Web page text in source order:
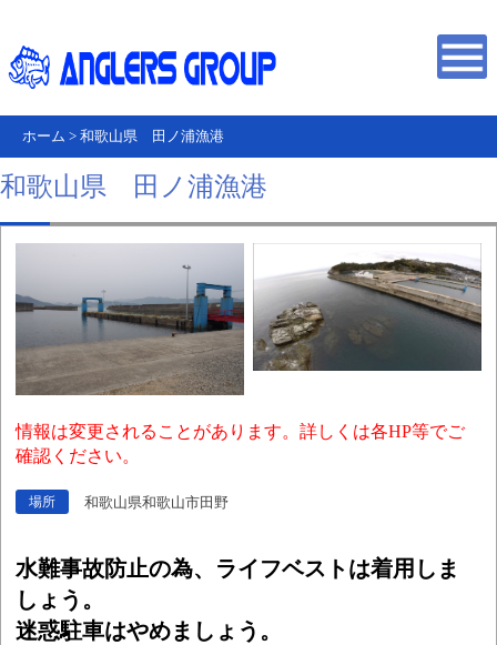
ホーム > 和歌山県 田ノ浦漁港
和歌山県 田ノ浦漁港
情報は変更されることがあります。詳しくは各HP等でご
確認ください。
場所 和歌山県和歌山市田野
水難事故防止の為、ライフベストは着用しま
しょう。
迷惑駐車はやめましょう。